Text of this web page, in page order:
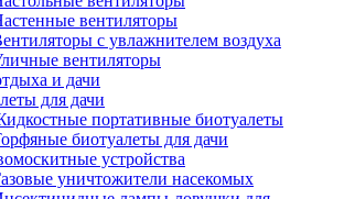
вентиляторы
с увлажнителем воздуха
вентиляторы
и дачи
для дачи
портативные биотуалеты
биотуалеты для дачи
устройства
уничтожители насекомых